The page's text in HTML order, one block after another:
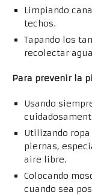
Limpiando
techos.
Tapando los
recolectar
Para prevenir la
Usando
Utilizando
piernas,
aire libre.
Colocando
cuando sea